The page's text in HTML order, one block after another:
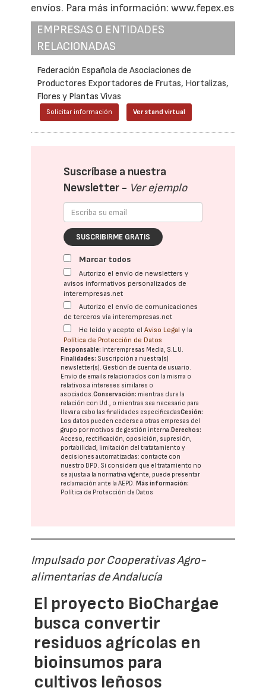
envíos. Para más información: www.fepex.es
EMPRESAS O ENTIDADES
RELACIONADAS
Federación Española de Asociaciones de
Productores Exportadores de Frutas, Hortalizas,
Flores y Plantas Vivas
Solicitar información Ver stand virtual
Suscríbase a nuestra
Newsletter - Ver ejemplo
SUSCRIBIRME GRATIS
Marcar todos
Autorizo el envío de newsletters y
avisos informativos personalizados de
interempresas.net
Autorizo el envío de comunicaciones
de terceros vía interempresas.net
He leído y acepto elAviso Legal y la
Política de Protección de Datos
Responsable: Interempresas Media, S.L.U.
Finalidades: Suscripción a nuestra(s)
newsletter(s). Gestión de cuenta de usuario.
Envío de emails relacionados con la misma o
relativos a intereses similares o
asociados.Conservación: mientras dure la
relación con Ud., o mientras sea necesario para
llevar a cabo las finalidades especificadasCesión:
Los datos pueden cederse a otras empresas del
grupo por motivos de gestión interna. Derechos:
Acceso, rectificación, oposición, supresión,
portabilidad, limitación del tratatamiento y
decisiones automatizadas: contacte con
nuestro DPD. Si considera que el tratamiento no
se ajusta a la normativa vigente, puede presentar
reclamación ante laAEPD. Más información:
Política de Protección de Datos
Impulsado por Cooperativas Agro-
alimentarias de Andalucía
El proyecto BioChargae
busca convertir
residuos agrícolas en
bioinsumos para
cultivos leñosos